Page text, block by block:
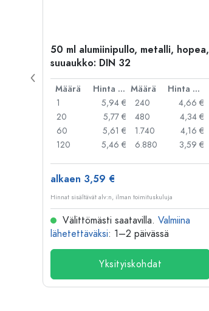
50 ml alumiinipullo, metalli, hopea,
suuaukko: DIN 32
Määrä Hinta per kpl Määrä
Hinta per kpl
1
5,94 €
20
5,77 €
60
5,61 €
120
5,46 €
240
4,66 €
480
4,34 €
1.740
4,16 €
6.880
3,59 €
alkaen 3,59 €
Hinnat sisältävät alv:n, ilman toimituskuluja
Välittömästi saatavilla. Valmiina
lähetettäväksi: 1–2 päivässä
Yksityiskohdat